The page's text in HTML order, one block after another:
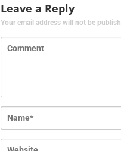
Leave a Reply
Your email address will not be